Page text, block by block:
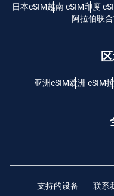
日本eSIM越南 eSIM印度
阿拉伯联
亚洲eSIM欧洲 eSIM
支持的设备 联系